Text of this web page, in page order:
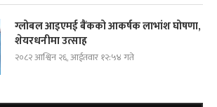
ग्लोबल आइएमई बैंकको आकर्षक लाभांश घोषणा,
शेयरधनीमा उत्साह
२०८२ आश्विन २६, आईतवार १२:५४ गते